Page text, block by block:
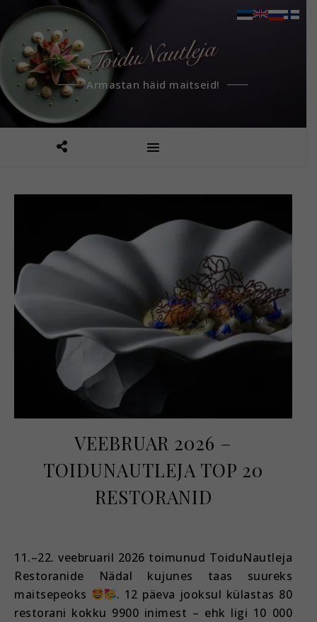
Armastan häid maitseid!
VEEBRUAR 2026 –
TOIDUNAUTLEJA TOP 20
RESTORANID
11.–22. veebruaril 2026 toimunud ToiduNautleja
Restoranide Nädal kujunes taas suureks
maitsepeoks
. 12 päeva jooksul külastas 80
restorani kokku 9900 inimest – ehk ligi 10 000